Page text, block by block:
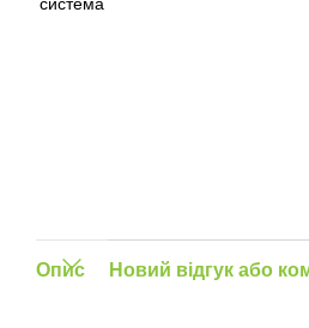
Опис Новий відгук або